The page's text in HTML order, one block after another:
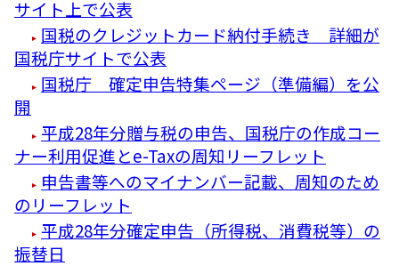
サイト上で公表
国税のクレジットカード納付手続き 詳細が
国税庁サイトで公表
国税庁 確定申告特集ページ（準備編）を公
開
平成28年分贈与税の申告、国税庁の作成コー
ナー利用促進とe-Taxの周知リーフレット
申告書等へのマイナンバー記載、周知のため
のリーフレット
平成28年分確定申告（所得税、消費税等）の
振替日